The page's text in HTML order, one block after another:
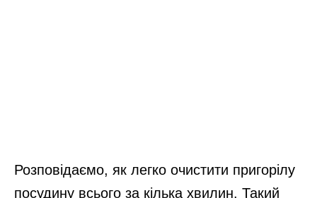
Розповідаємо, як легко очистити пригорілу
посудину всього за кілька хвилин. Такий